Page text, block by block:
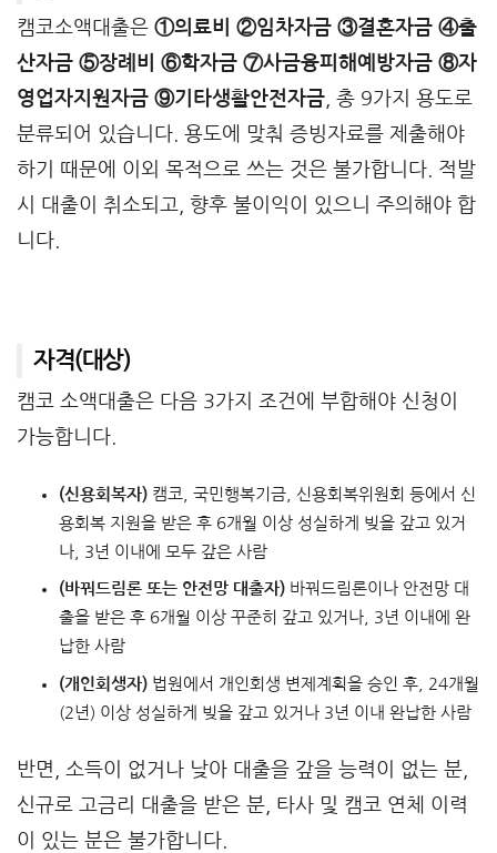
캠코소액대출은 ①의료비 ②임차자금 ③결혼자금 ④출
산자금 ⑤장례비 ⑥학자금 ⑦사금융피해예방자금 ⑧자
영업자지원자금 ⑨기타생활안전자금 , 총 9가지 용도로
분류되어 있습니다. 용도에 맞춰 증빙자료를 제출해야
하기 때문에 이외 목적으로 쓰는 것은 불가합니다. 적발
시 대출이 취소되고, 향후 불이익이 있으니 주의해야 합
니다.
자격(대상)
캠코 소액대출은 다음 3가지 조건에 부합해야 신청이
가능합니다.
(신용회복자)캠코, 국민행복기금, 신용회복위원회 등에서 신
용회복 지원을 받은 후 6개월 이상 성실하게 빚을 갚고 있거
나, 3년 이내에 모두 갚은 사람
(바꿔드림론 또는 안전망 대출자)바꿔드림론이나 안전망 대
출을 받은 후 6개월 이상 꾸준히 갚고 있거나, 3년 이내에 완
납한 사람
(개인회생자)법원에서 개인회생 변제계획을 승인 후, 24개월
(2년) 이상 성실하게 빚을 갚고 있거나 3년 이내 완납한 사람
반면, 소득이 없거나 낮아 대출을 갚을 능력이 없는 분,
신규로 고금리 대출을 받은 분, 타사 및 캠코 연체 이력
이 있는 분은 불가합니다.